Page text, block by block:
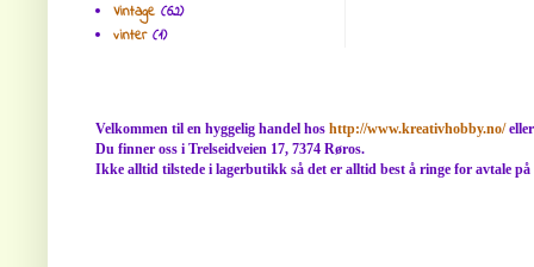
Vintage (62)
vinter (1)
Velkommen til en hyggelig handel hos http://www.kreativhobby.no/
Du finner oss i Trelseidveien 17, 7374 Røros.
Ikke alltid tilstede i lagerbutikk så det er alltid best å ringe for avtale på